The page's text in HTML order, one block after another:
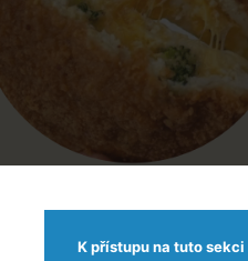
K přístupu na tuto